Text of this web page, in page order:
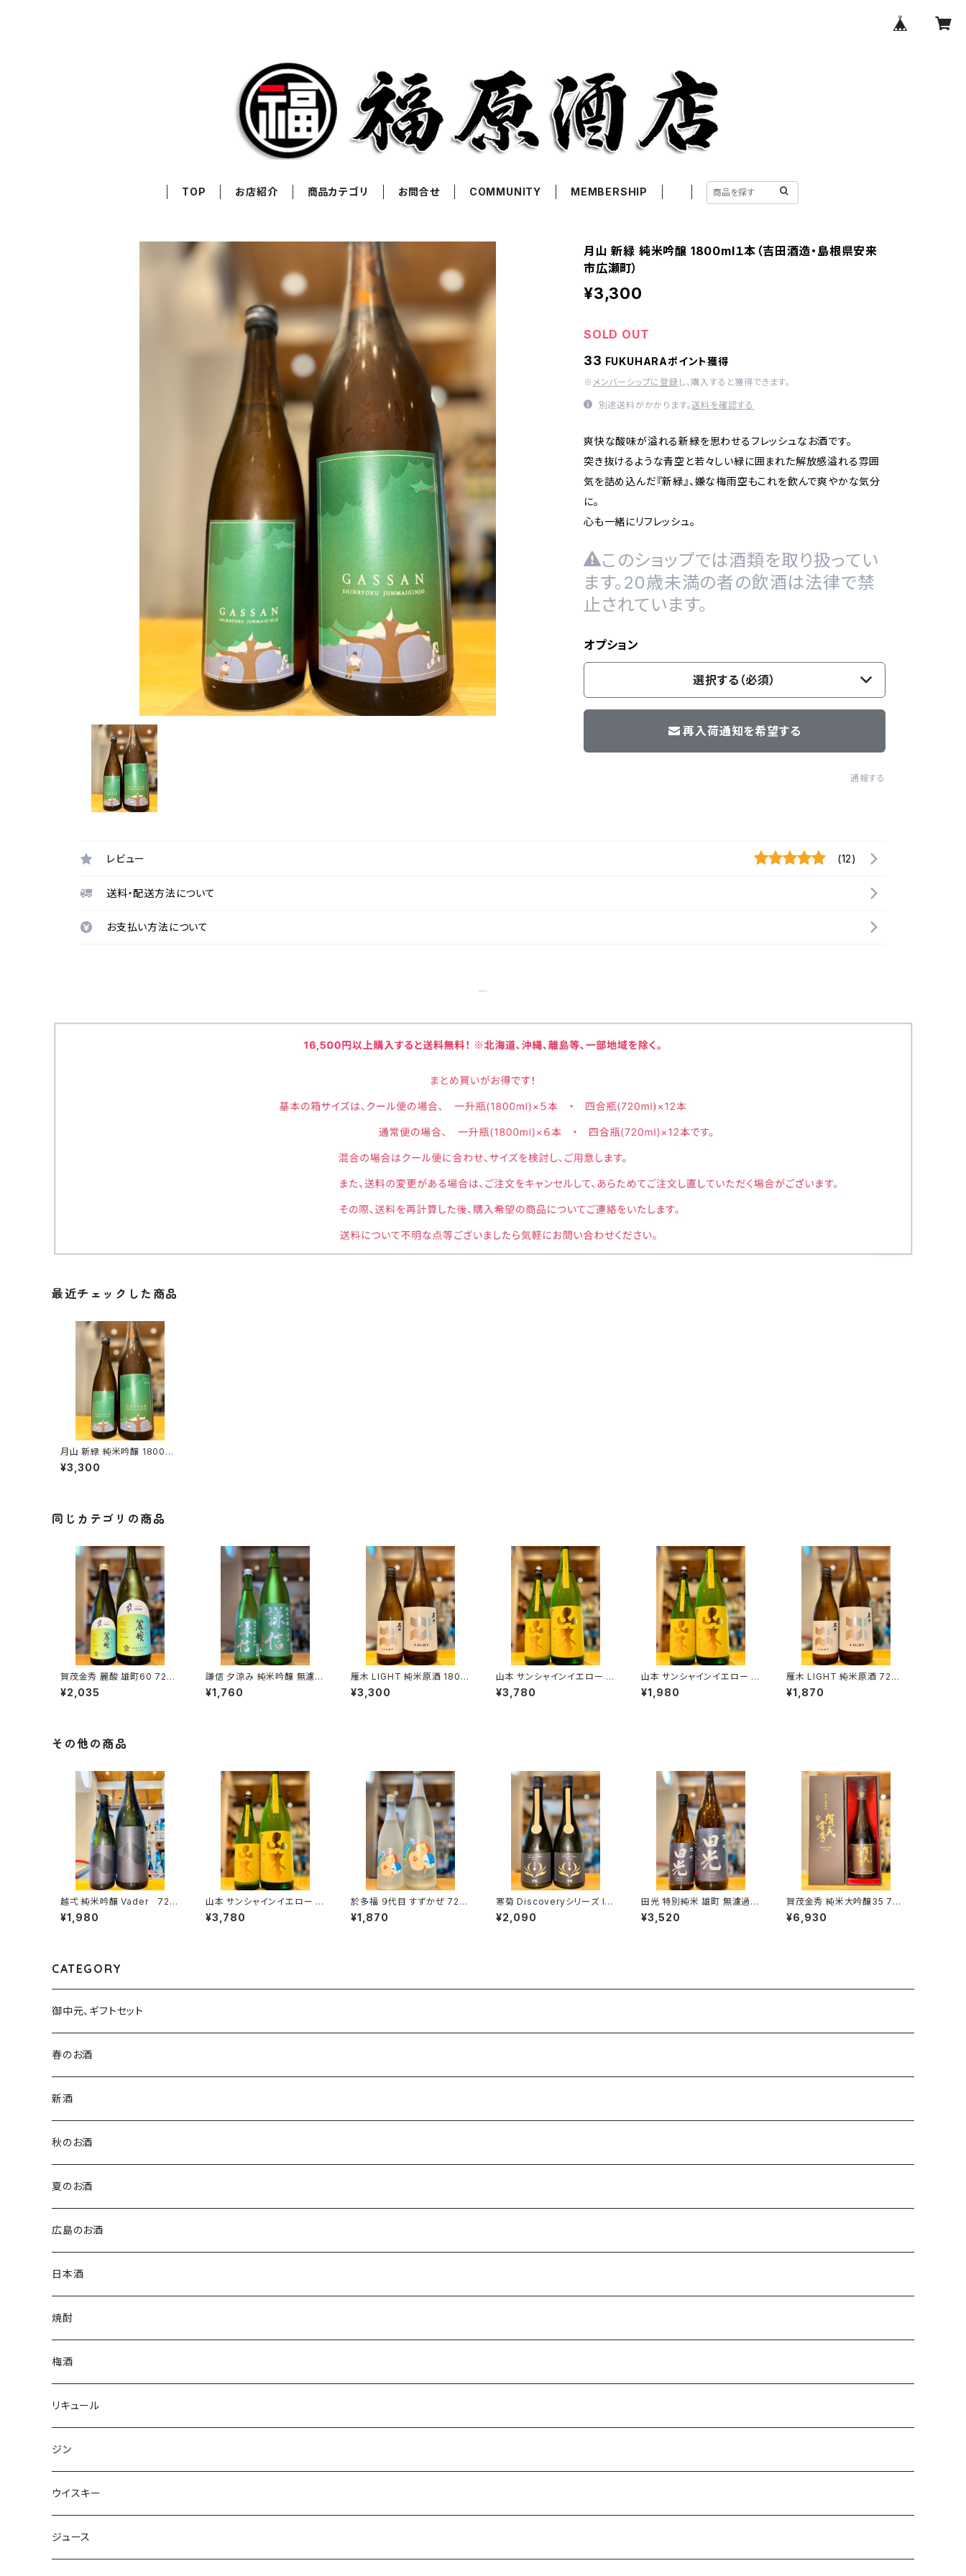
TOP お店紹介 商品カテゴリ お問合せ COMMUNITY MEMBERSHIP
月山 新緑 純米吟醸 1800ml１本（吉田酒造・島根県安来
市広瀬町）
¥3,300
SOLD OUT
33 FUKUHARAポイント獲得
※ メンバーシップに登録 し、購入すると獲得できます。
別途送料がかかります。送料を確認する
爽快な酸味が溢れる新緑を思わせるフレッシュなお酒です。
突き抜けるような青空と若々しい緑に囲まれた解放感溢れる雰囲
気を詰め込んだ『新緑』、嫌な梅雨空もこれを飲んで爽やかな気分
に。
心も一緒にリフレッシュ。
このショップでは酒類を取り扱ってい
ます。20歳未満の者の飲酒は法律で禁
止されています。
オプション
選択する（必須）
再入荷通知を希望する
通報する
レビュー (12)
送料・配送方法について
お支払い方法について
最近チェックした商品
月山 新緑 純米吟醸 1800ml
１本（吉田酒造・島根県安来市
広瀬町）
¥3,300
同じカテゴリの商品
賀茂金秀 麗酸 雄町60 720
ml１本（金光酒造・広島県東
広島市黒瀬町）
¥2,035
謙信 夕涼み 純米吟醸 無濾過
生 720ml１本（池田屋酒造・
新潟県糸魚川市新鉄）
¥1,760
雁木 LIGHT 純米原酒 1800
ml１本（八百新酒造・山口県
岩国市今津町）
¥3,300
山本 サンシャインイエロー 純
米吟醸 1800ml１本（山本酒
造・秋田県山本郡八峰町）
¥3,780
山本 サンシャインイエロー 純
米吟醸 720ml１本（山本酒
造・秋田県山本郡八峰町）
¥1,980
雁木 LIGHT 純米原酒 720
ml１本（八百新酒造・山口県
岩国市今津町）
¥1,870
その他の商品
越弌 純米吟醸 Vader 720
ml１本（株式会社越後鶴亀・
新潟県新潟市西蒲区竹野町）
¥1,980
山本 サンシャインイエロー 純
米吟醸 1800ml１本（山本酒
造・秋田県山本郡八峰町）
¥3,780
於多福 ９代目 すずかぜ 720
ml１本（柄酒造・広島県東広
島市安芸津町）
¥1,870
寒菊 Discoveryシリーズ Id
entity-総の舞50 うすにご
り-2026 720ml１本（寒菊銘
¥2,090
田光 特別純米 雄町 無濾過火
入れ 1800ml１本（早川酒造・
三重県三重郡菰野町）
¥3,520
賀茂金秀 純米大吟醸35 720
ml１本（金光酒造・広島県東
広島市黒瀬町）
¥6,930
CATEGORY
御中元、ギフトセット
春のお酒
新酒
秋のお酒
夏のお酒
広島のお酒
日本酒
焼酎
梅酒
リキュール
ジン
ウイスキー
ジュース